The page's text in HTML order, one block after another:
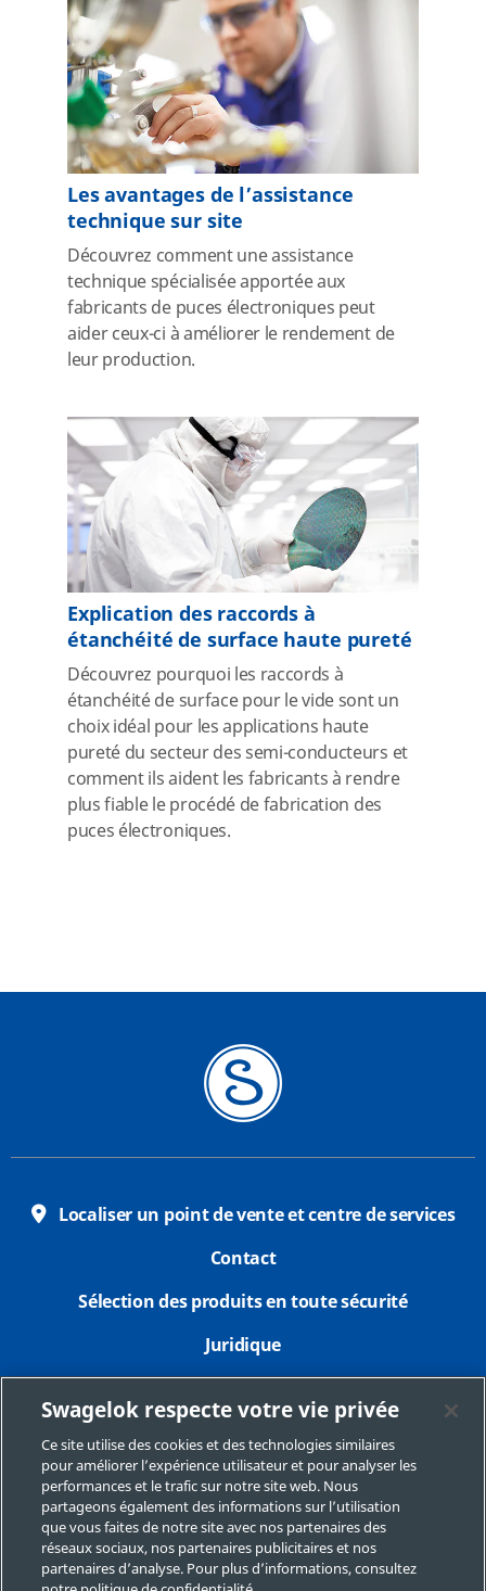
Les avantages de l’assistance
technique sur site
Découvrez comment une assistance
technique spécialisée apportée aux
fabricants de puces électroniques peut
aider ceux-ci à améliorer le rendement de
leur production.
Explication des raccords à
étanchéité de surface haute pureté
Découvrez pourquoi les raccords à
étanchéité de surface pour le vide sont un
choix idéal pour les applications haute
pureté du secteur des semi-conducteurs et
comment ils aident les fabricants à rendre
plus fiable le procédé de fabrication des
puces électroniques.
Localiser un point de vente et centre de services
Contact
Sélection des produits en toute sécurité
Juridique
Imprimer
Plan du site
Préférences de cookies
Ne pas vendre ou communiquer mes données
Swagelok respecte votre vie privée
Ce site utilise des cookies et des technologies similaires
pour améliorer l’expérience utilisateur et pour analyser les
performances et le trafic sur notre site web. Nous
partageons également des informations sur l’utilisation
que vous faites de notre site avec nos partenaires des
réseaux sociaux, nos partenaires publicitaires et nos
partenaires d’analyse. Pour plus d’informations, consultez